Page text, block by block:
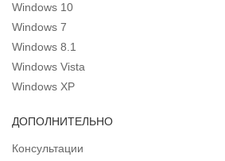
Windows 10
Windows 7
Windows 8.1
Windows Vista
Windows XP
ДОПОЛНИТЕЛЬНО
Консультации